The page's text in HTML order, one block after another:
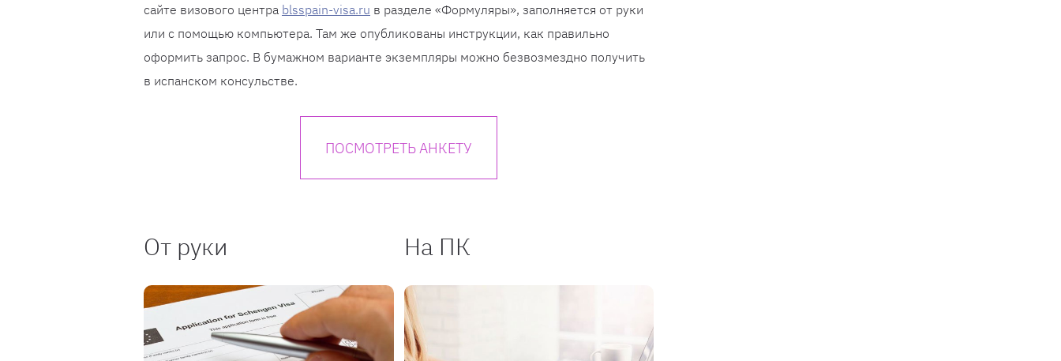
сайте визового центра blsspain-visa.ru в разделе «Формуляры», заполняется от руки
или с помощью компьютера. Там же опубликованы инструкции, как правильно
оформить запрос. В бумажном варианте экземпляры можно безвозмездно получить
в испанском консульстве.
ПОСМОТРЕТЬ АНКЕТУ
От руки На ПК